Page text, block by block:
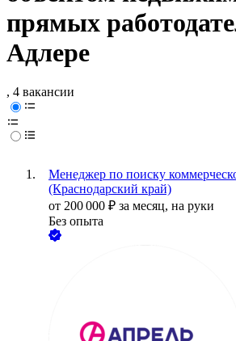
прямых
Адлере
, 4 вакансии
Менеджер п‎о поиску
(Краснодарский край)
от 200 000 ₽ за месяц, на руки
Без опыта